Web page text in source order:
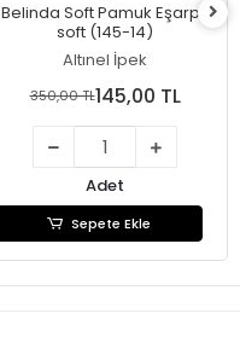
Belinda Soft Pamuk Eşarp-
soft (145-14)
Altınel İpek
350,00 TL145,00 TL
Adet
Sepete Ekle